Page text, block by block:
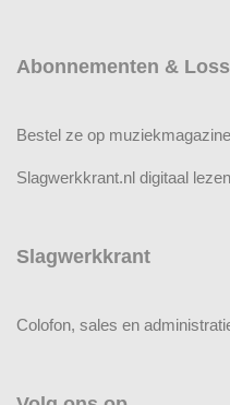
Abonnementen &
Bestel ze op
Slagwerkkrant.nl digitaal lezen
Slagwerkkrant
Colofon, sales en